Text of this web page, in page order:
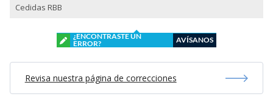
Cedidas RBB
¿ENCONTRASTE UN
ERROR?
AVÍSANOS
Revisa nuestra página de correcciones